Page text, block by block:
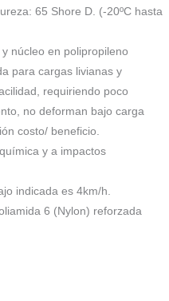
65 Shore D. (-20ºC hasta
núcleo en polipropileno
para cargas livianas y
requiriendo poco
no deforman bajo carga
costo/ beneficio.
y a impactos
indicada es 4km/h.
6 (Nylon) reforzada